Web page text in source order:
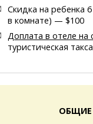
Скидка на ребенка
в комнате) — $100
Доплата в отеле на
туристическая
ОБЩИЕ